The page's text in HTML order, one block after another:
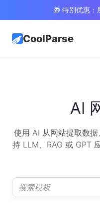
🎁 特别优惠：
CoolParse
AI
使用 AI 从网站提取数
持 LLM、RAG 或 GPT